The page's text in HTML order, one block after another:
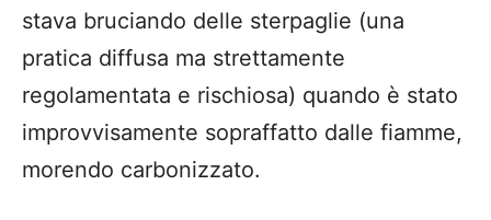
stava bruciando delle sterpaglie (una
pratica diffusa ma strettamente
regolamentata e rischiosa) quando è stato
improvvisamente sopraffatto dalle fiamme,
morendo carbonizzato.